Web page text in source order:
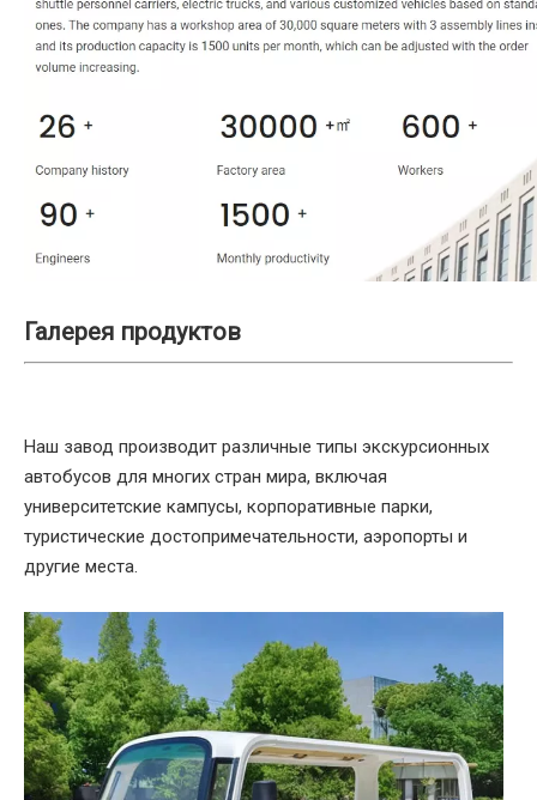
Галерея продуктов
Наш завод производит различные типы экскурсионных
автобусов для многих стран мира, включая
университетские кампусы, корпоративные парки,
туристические достопримечательности, аэропорты и
другие места.